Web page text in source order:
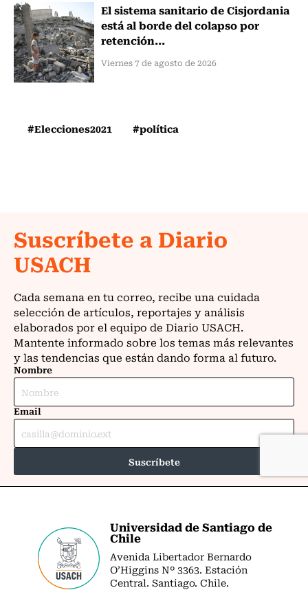
El sistema sanitario de Cisjordania
está al borde del colapso por
retención...
Viernes 7 de agosto de 2026
#Elecciones2021 #política
Universidad de Santiago de
Chile
Avenida Libertador Bernardo
O’Higgins Nº 3363. Estación
Central. Santiago. Chile.